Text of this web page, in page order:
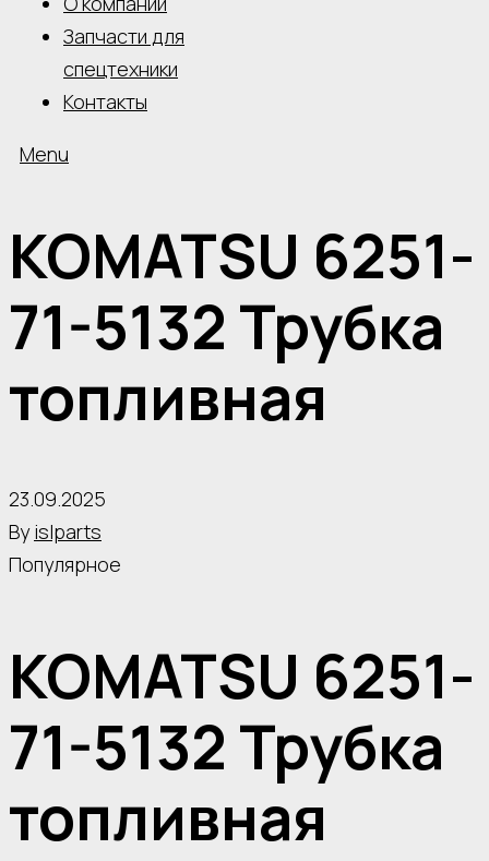
Запчасти для
спецтехники
Контакты
Menu
KOMATSU 6251-
71-5132 Трубка
топливная
23.09.2025
By islparts
Популярное
KOMATSU 6251-
71-5132 Трубка
топливная